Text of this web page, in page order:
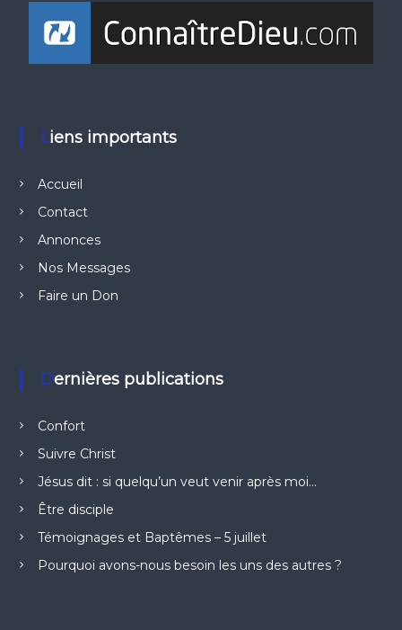
Liens importants
Accueil
Contact
Annonces
Nos Messages
Faire un Don
Dernières publications
Confort
Suivre Christ
Jésus dit : si quelqu’un veut venir après moi…
Être disciple
Témoignages et Baptêmes – 5 juillet
Pourquoi avons-nous besoin les uns des autres ?